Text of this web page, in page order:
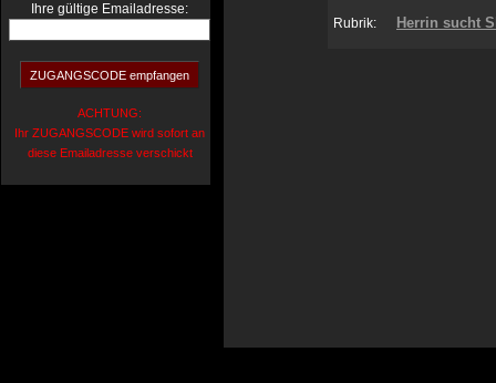
Ihre gültige Emailadresse:
ACHTUNG:
Ihr ZUGANGSCODE wird sofort an
diese Emailadresse verschickt
Rubrik: Herrin sucht